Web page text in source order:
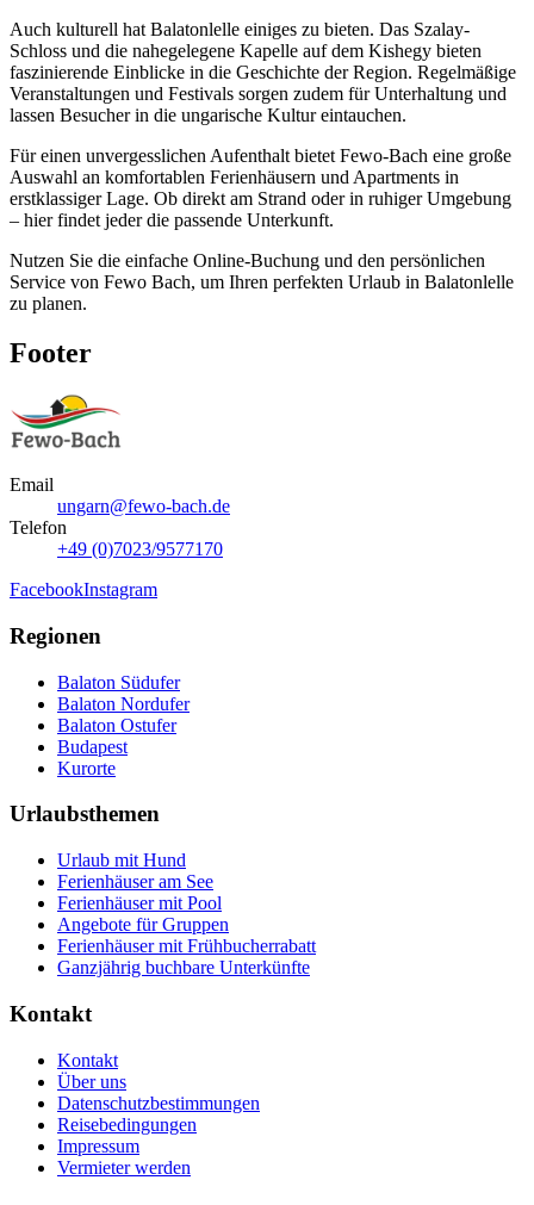
Auch kulturell hat Balatonlelle einiges zu bieten. Das Szalay-
Schloss und die nahegelegene Kapelle auf dem Kishegy bieten
faszinierende Einblicke in die Geschichte der Region. Regelmäßige
Veranstaltungen und Festivals sorgen zudem für Unterhaltung und
lassen Besucher in die ungarische Kultur eintauchen.
Für einen unvergesslichen Aufenthalt bietet Fewo-Bach eine große
Auswahl an komfortablen Ferienhäusern und Apartments in
erstklassiger Lage. Ob direkt am Strand oder in ruhiger Umgebung
– hier findet jeder die passende Unterkunft.
Nutzen Sie die einfache Online-Buchung und den persönlichen
Service von Fewo Bach, um Ihren perfekten Urlaub in Balatonlelle
zu planen.
Footer
Email
ungarn@fewo-bach.de
Telefon
+49 (0)7023/9577170
FacebookInstagram
Regionen
Balaton Südufer
Balaton Nordufer
Balaton Ostufer
Budapest
Kurorte
Urlaubsthemen
Urlaub mit Hund
Ferienhäuser am See
Ferienhäuser mit Pool
Angebote für Gruppen
Ferienhäuser mit Frühbucherrabatt
Ganzjährig buchbare Unterkünfte
Kontakt
Kontakt
Über uns
Datenschutzbestimmungen
Reisebedingungen
Impressum
Vermieter werden